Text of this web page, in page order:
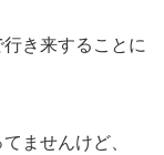
き来することに
ませんけど、